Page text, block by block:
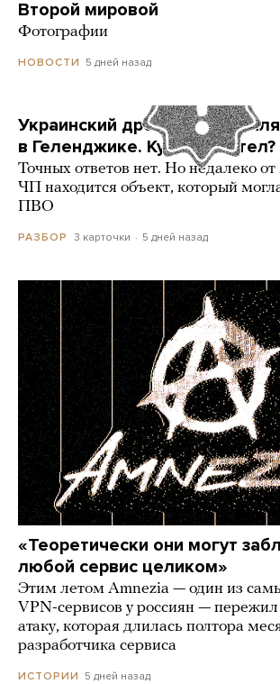
Второй мировой
Фотографии
НОВОСТИ 5 дней назад
Украинский дрон попал по
в Геленджике. Куда он летел?
Точных ответов нет. Но недалеко от
ЧП находится объект, который
ПВО
РАЗБОР 3 карточки 5 дней назад
«Теоретически они могут
любой сервис целиком»
Этим летом Amnezia — один из
VPN-сервисов у россиян —
атаку, которая длилась полтора
разработчика сервиса
ИСТОРИИ 5 дней назад